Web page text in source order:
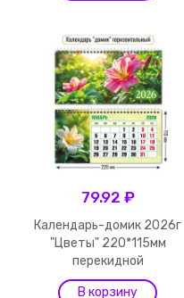
79.92 ₽
Календарь-домик 2026г
"Цветы" 220*115мм
перекидной